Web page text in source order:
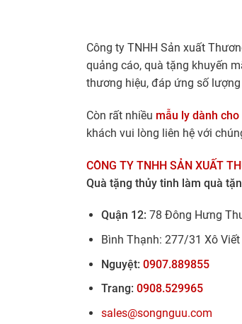
Công ty TNHH Sản xuất
quảng cáo, quà tặng khuyến
thương hiệu, đáp ứng số
Còn rất nhiều mẫu ly dành
khách vui lòng liên hệ với
CÔNG TY TNHH SẢN XUẤT
Quà tặng thủy tinh làm quà
Quận 12: 78 Đông Hưng
Bình Thạnh: 277/31 Xô
Nguyệt: 0907.889855
Trang: 0908.529965
sales@songnguu.com